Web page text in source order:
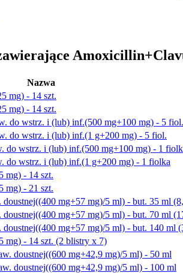
Nazwa
mg) - 14 szt.
mg) - 14 szt.
do wstrz. i (lub) inf.(500 mg+100 mg) - 5 fiol.
do wstrz. i (lub) inf.(1 g+200 mg) - 5 fiol.
do wstrz. i (lub) inf.(500 mg+100 mg) - 1
do wstrz. i (lub) inf.(1 g+200 mg) - 1 fiolka
mg) - 14 szt.
mg) - 21 szt.
mg+57 mg)/5 ml) - but. 35 ml
mg+57 mg)/5 ml) - but. 70 ml
mg+57 mg)/5 ml) - but. 140 ml
mg) - 14 szt. (2 blistry x 7)
doustnej((600 mg+42,9 mg)/5 ml) - 50 ml
doustnej((600 mg+42,9 mg)/5 ml) - 100 ml